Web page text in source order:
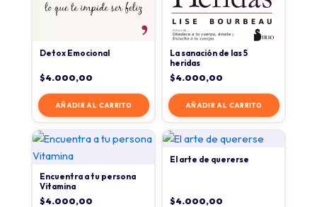
Detox Emocional
$4.000,00
AÑADIR AL CARRITO
La sanación de las 5
heridas
$4.000,00
AÑADIR AL CARRITO
Encuentra a tu persona
Vitamina
$4.000,00
El arte de quererse
$4.000,00